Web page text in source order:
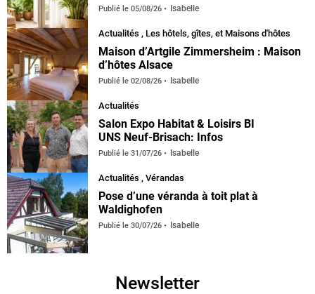
Publié le 05/08/26 Isabelle
Actualités , Les hôtels, gîtes, et Maisons d'hôtes
Maison d’Artgile Zimmersheim : Maison
d’hôtes Alsace
Publié le 02/08/26 Isabelle
Actualités
Salon Expo Habitat & Loisirs BI
UNS Neuf-Brisach: Infos
Publié le 31/07/26 Isabelle
default
Actualités , Vérandas
Pose d’une véranda à toit plat à
Waldighofen
Publié le 30/07/26 Isabelle
Newsletter